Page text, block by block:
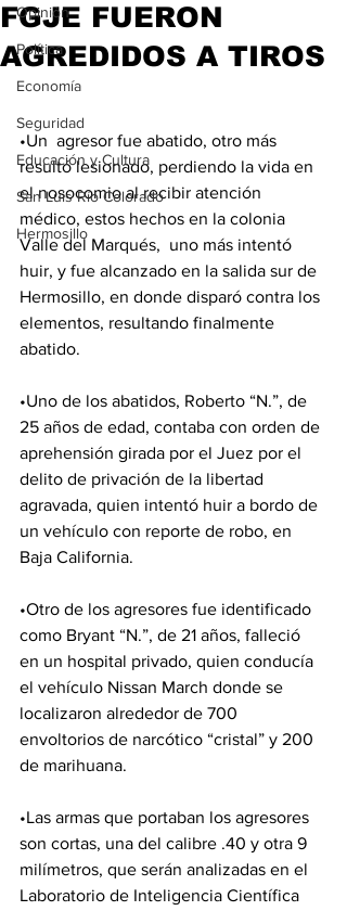
Opinión
Política
Economía
Seguridad
Educación y Cultura
San Luis Río Colorado
Hermosillo
FGJE FUERON
AGREDIDOS A TIROS
•Un  agresor fue abatido, otro más
resultó lesionado, perdiendo la vida en
el nosocomio al recibir atención
médico, estos hechos en la colonia
Valle del Marqués,  uno más intentó
huir, y fue alcanzado en la salida sur de
Hermosillo, en donde disparó contra los
elementos, resultando finalmente
abatido.
•Uno de los abatidos, Roberto “N.”, de
25 años de edad, contaba con orden de
aprehensión girada por el Juez por el
delito de privación de la libertad
agravada, quien intentó huir a bordo de
un vehículo con reporte de robo, en
Baja California.
•Otro de los agresores fue identificado
como Bryant “N.”, de 21 años, falleció
en un hospital privado, quien conducía
el vehículo Nissan March donde se
localizaron alrededor de 700
envoltorios de narcótico “cristal” y 200
de marihuana.
•Las armas que portaban los agresores
son cortas, una del calibre .40 y otra 9
milímetros, que serán analizadas en el
Laboratorio de Inteligencia Científica